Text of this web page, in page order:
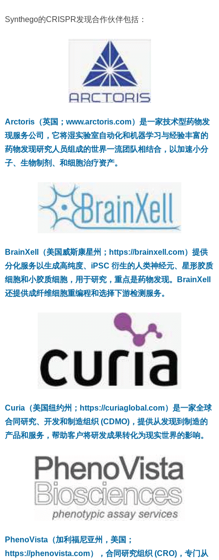
Synthego的CRISPR发现合作伙伴包括：
Arctoris（英国；www.arctoris.com）是一家技术型药物发
现服务公司，它将湿实验室自动化和机器学习与经验丰富的
药物发现研究人员组成的世界一流团队相结合，以加速小分
子、生物制剂、和细胞治疗资产。
BrainXell（美国威斯康星州；https://brainxell.com）提供
分化服务以生成高纯度、iPSC 衍生的人类神经元、星形胶质
细胞和小胶质细胞，用于研究，重点是药物发现。BrainXell
还提供成纤维细胞重编程和选择下游检测服务。
Curia（美国纽约州；https://curiaglobal.com）是一家全球
合同研究、开发和制造组织 (CDMO)，提供从发现到制造的
产品和服务，帮助客户将研发成果转化为现实世界的影响。
PhenoVista（加利福尼亚州，美国；
https://phenovista.com），合同研究组织 (CRO)，专门从